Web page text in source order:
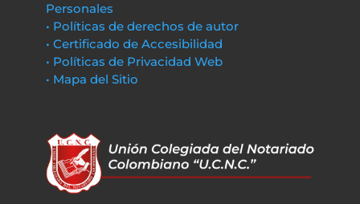
Personales
• Políticas de derechos de autor
• Certificado de Accesibilidad
• Políticas de Privacidad Web
• Mapa del Sitio